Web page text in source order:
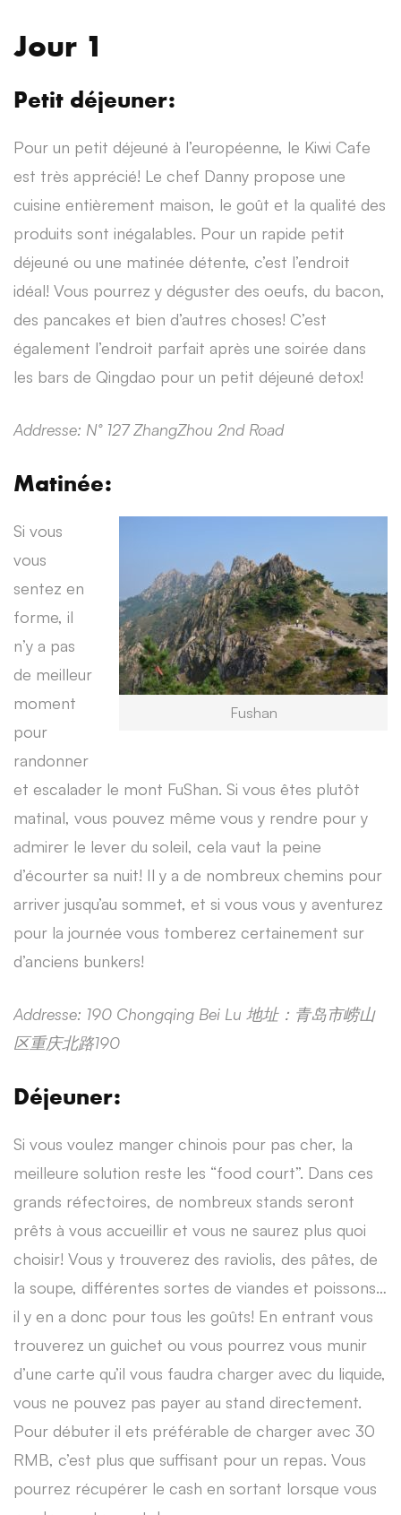
Jour 1
Petit déjeuner:
Pour un petit déjeuné à l’européenne, le Kiwi Cafe
est très apprécié! Le chef Danny propose une
cuisine entièrement maison, le goût et la qualité des
produits sont inégalables. Pour un rapide petit
déjeuné ou une matinée détente, c’est l’endroit
idéal! Vous pourrez y déguster des oeufs, du bacon,
des pancakes et bien d’autres choses! C’est
également l’endroit parfait après une soirée dans
les bars de Qingdao pour un petit déjeuné detox!
Addresse: N° 127 ZhangZhou 2nd Road
Matinée:
Fushan
Si vous
vous
sentez en
forme, il
n’y a pas
de meilleur
moment
pour
randonner
et escalader le mont FuShan. Si vous êtes plutôt
matinal, vous pouvez même vous y rendre pour y
admirer le lever du soleil, cela vaut la peine
d’écourter sa nuit! Il y a de nombreux chemins pour
arriver jusqu’au sommet, et si vous vous y aventurez
pour la journée vous tomberez certainement sur
d’anciens bunkers!
Addresse: 190 Chongqing Bei Lu 地址：青岛市崂山
区重庆北路190
Déjeuner:
Si vous voulez manger chinois pour pas cher, la
meilleure solution reste les “food court”. Dans ces
grands réfectoires, de nombreux stands seront
prêts à vous accueillir et vous ne saurez plus quoi
choisir! Vous y trouverez des raviolis, des pâtes, de
la soupe, différentes sortes de viandes et poissons…
il y en a donc pour tous les goûts! En entrant vous
trouverez un guichet ou vous pourrez vous munir
d’une carte qu’il vous faudra charger avec du liquide,
vous ne pouvez pas payer au stand directement.
Pour débuter il ets préférable de charger avec 30
RMB, c’est plus que suffisant pour un repas. Vous
pourrez récupérer le cash en sortant lorsque vous